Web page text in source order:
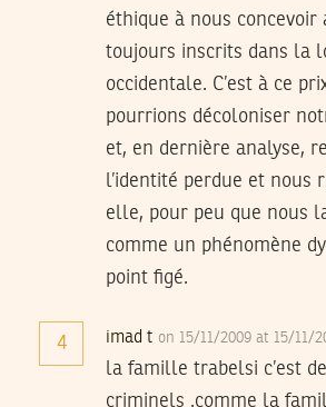
éthique à nous concevoir
toujours inscrits dans la
occidentale. C’est à ce
pourrions décoloniser
et, en dernière analyse,
l’identité perdue et nous
elle, pour peu que nous
comme un phénomène
point figé.
4 imad t on 15/11/2009 at 15/11/
la famille trabelsi c’est
criminels .comme la